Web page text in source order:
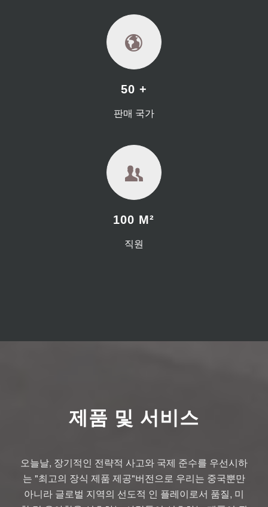
50 +
판매 국가
100 M²
직원
제품 및 서비스
오늘날, 장기적인 전략적 사고와 국제 준수를 우선시하
는 "최고의 장식 제품 제공"버전으로 우리는 중국뿐만
아니라 글로벌 지역의 선도적 인 플레이로서 품질, 미